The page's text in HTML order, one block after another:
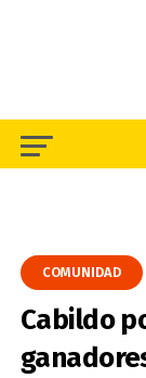
COMUNIDAD
Cabildo